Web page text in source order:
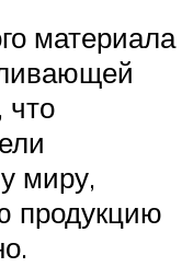
материала
что
миру,
продукцию